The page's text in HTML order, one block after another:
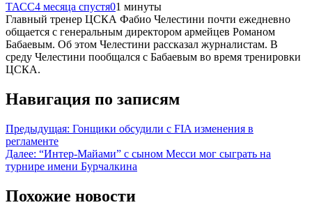
ТАСС4 месяца спустя01 минуты
Главный тренер ЦСКА Фабио Челестини почти ежедневно
общается с генеральным директором армейцев Романом
Бабаевым. Об этом Челестини рассказал журналистам. В
среду Челестини пообщался с Бабаевым во время тренировки
ЦСКА.
Навигация по записям
Предыдущая: Гонщики обсудили с FIA изменения в
регламенте
Далее: “Интер-Майами” с сыном Месси мог сыграть на
турнире имени Бурчалкина
Похожие новости